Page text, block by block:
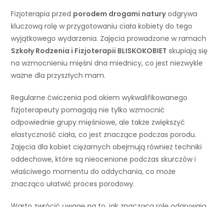
Fizjoterapia przed porodem drogami naturyodgrywa
kluczową rolę w przygotowaniu ciała kobiety do tego
wyjątkowego wydarzenia. Zajęcia prowadzone w ramach
Szkoły Rodzenia i Fizjoterapii BLISKOKOBIET skupiają się
na wzmocnieniu mięśni dna miednicy, co jest niezwykle
ważne dla przyszłych mam.
Regularne ćwiczenia pod okiem wykwalifikowanego
fizjoterapeuty pomagają nie tylko wzmocnić
odpowiednie grupy mięśniowe, ale także zwiększyć
elastyczność ciała, co jest znaczące podczas porodu.
Zajęcia dla kobiet ciężarnych obejmują również techniki
oddechowe, które są nieocenione podczas skurczów i
właściwego momentu do oddychania, co może
znacząco ułatwić proces porodowy.